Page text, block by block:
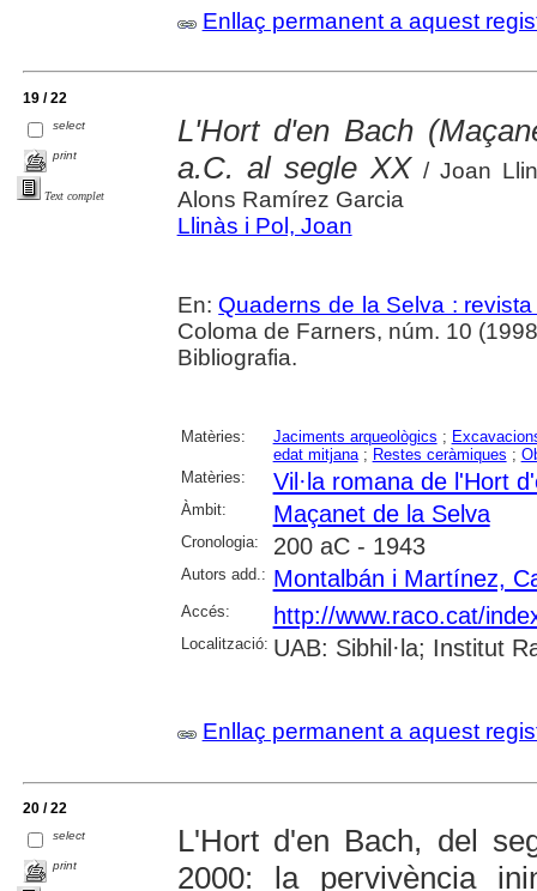
Enllaç permanent a aquest
19 / 22
select
print
Text complet
L'Hort d'en Bach
a.C. al segle XX / Joan
Alons Ramírez Garcia
Llinàs i Pol, Joan
En: Quaderns de la Selva :
Coloma de Farners, núm. 10
Bibliografia.
Matèries: Jaciments arqueològics ;
edat mitjana; Restes ceràmiques ;
Matèries:
Vil·la romana de l'Hort
Àmbit: Maçanet de la Selva
Cronologia: 200 aC - 1943
Autors add.: Montalbán i Martínez,
Accés: http://www.raco.cat/
Localització: UAB: Sibhil·la; Institut
Enllaç permanent a aquest
20 / 22
select
print
L'Hort d'en Bach, del
2000: la pervivència